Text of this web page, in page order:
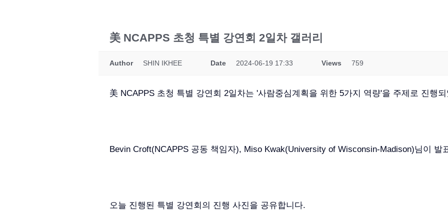
美 NCAPPS 초청 특별 강연회 2일차 갤러리
Author SHIN IKHEE Date 2024-06-19 17:33 Views 759
美 NCAPPS 초청 특별 강연회 2일차는 '사람중심계획을 위한 5가지 역량'을 주제로 진행
Bevin Croft(NCAPPS 공동 책임자), Miso Kwak(University of Wisconsin-Madison)님이 발
오늘 진행된 특별 강연회의 진행 사진을 공유합니다.